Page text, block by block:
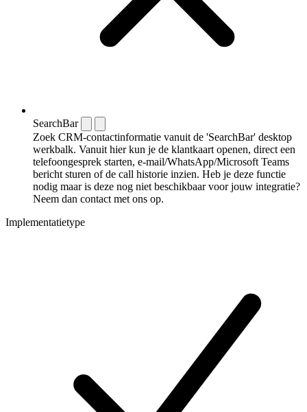
SearchBar
Zoek CRM-contactinformatie vanuit de 'SearchBar' desktop
werkbalk. Vanuit hier kun je de klantkaart openen, direct een
telefoongesprek starten, e-mail/WhatsApp/Microsoft Teams
bericht sturen of de call historie inzien. Heb je deze functie
nodig maar is deze nog niet beschikbaar voor jouw integratie?
Neem dan contact met ons op.
Implementatietype